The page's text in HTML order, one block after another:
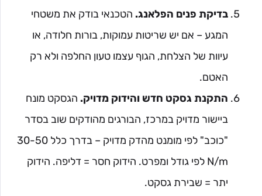
בדיקת פנים הפלאנג. הטכנאי בודק את משטחי
המגע – אם יש שריטות עמוקות, בורות חלודה, או
עיוות של הצלחת, הגוף עצמו טעון החלפה ולא רק
האטם.
התקנת גסקט חדש והידוק מדויק. הגסקט מונח
ביישור מדויק במרכז, הבורגים מהודקים שוב בסדר
"כוכב" לפי מומנט מהדק מדויק – בדרך כלל 30-50
N/m לפי גודל ומפרט. הידוק חסר = דליפה. הידוק
יתר = שבירת גסקט.